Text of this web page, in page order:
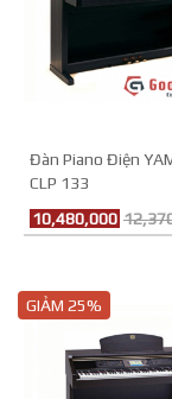
Đàn Piano Điện
CLP 133
10,480,000
GIẢM 25%